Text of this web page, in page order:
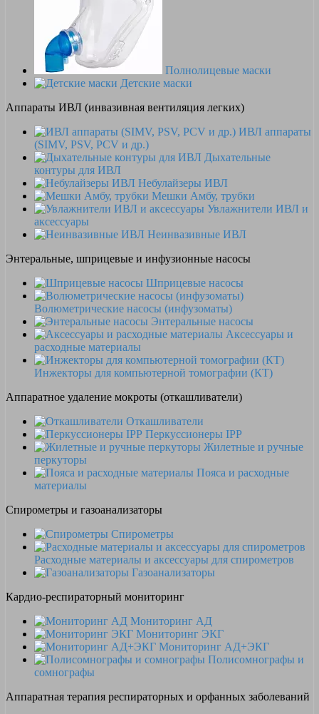
Полнолицевые маски
Детские маски
Аппараты ИВЛ (инвазивная вентиляция легких)
ИВЛ аппараты
(SIMV, PSV, PCV и др.)
Дыхательные
контуры для ИВЛ
Небулайзеры ИВЛ
Мешки Амбу, трубки
Увлажнители ИВЛ и
аксессуары
Неинвазивные ИВЛ
Энтеральные, шприцевые и инфузионные насосы
Шприцевые насосы
Волюметрические насосы (инфузоматы)
Энтеральные насосы
Аксессуары и
расходные материалы
Инжекторы для компьютерной томографии (КТ)
Аппаратное удаление мокроты (откашливатели)
Откашливатели
Перкуссионеры IPP
Жилетные и ручные
перкуторы
Пояса и расходные
материалы
Спирометры и газоанализаторы
Спирометры
Расходные материалы и аксессуары для спирометров
Газоанализаторы
Кардио-респираторный мониторинг
Мониторинг АД
Мониторинг ЭКГ
Мониторинг АД+ЭКГ
Полисомнографы и
сомнографы
Аппаратная терапия респираторных и орфанных заболеваний